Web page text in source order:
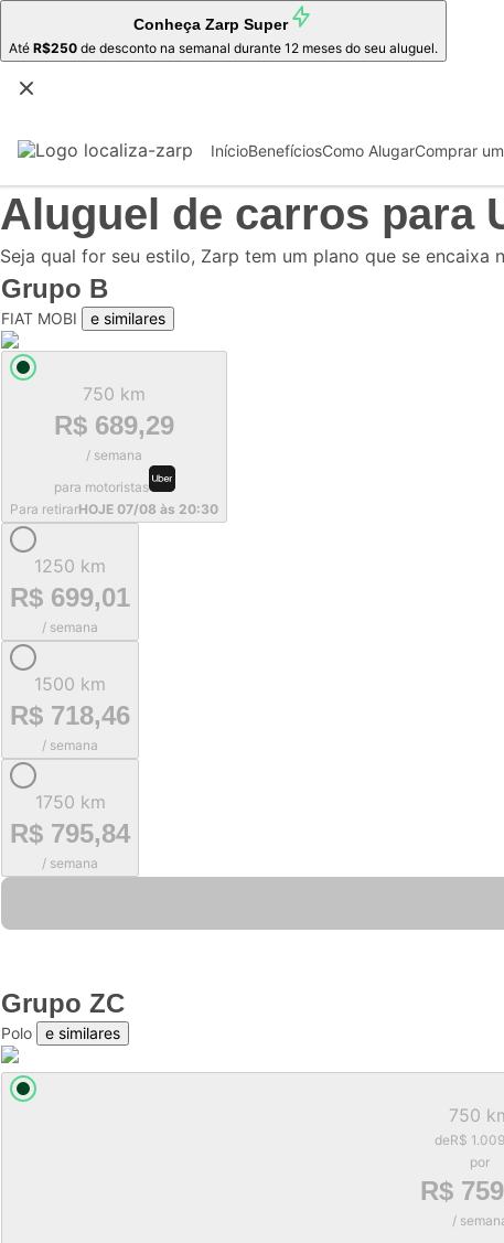
Conheça Zarp Super
Até R$250 de desconto na semanal durante 12 meses do seu aluguel.
InícioBenefíciosComo AlugarComprar
Aluguel de carros para
Seja qual for seu estilo, Zarp tem um plano que se encaixa
Grupo B
FIAT MOBI e similares
750 km
R$ 689,29
/ semana
para motoristas
Para retirarHOJE 07/08 às 20:30
1250 km
R$ 699,01
/ semana
1500 km
R$ 718,46
/ semana
1750 km
R$ 795,84
/ semana
Grupo ZC
Polo e similares
750
deR$
por
R$
/